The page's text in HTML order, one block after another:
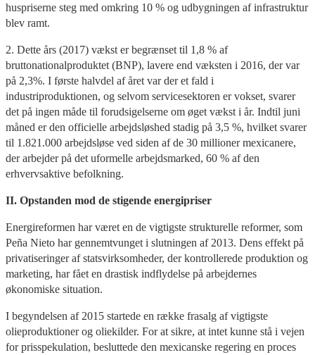
huspriserne steg med omkring 10 % og udbygningen af infrastruktur
blev ramt.
2. Dette års (2017) vækst er begrænset til 1,8 % af
bruttonationalproduktet (BNP), lavere end væksten i 2016, der var
på 2,3%. I første halvdel af året var der et fald i
industriproduktionen, og selvom servicesektoren er vokset, svarer
det på ingen måde til forudsigelserne om øget vækst i år. Indtil juni
måned er den officielle arbejdsløshed stadig på 3,5 %, hvilket svarer
til 1.821.000 arbejdsløse ved siden af de 30 millioner mexicanere,
der arbejder på det uformelle arbejdsmarked, 60 % af den
erhvervsaktive befolkning.
II. Opstanden mod de stigende energipriser
Energireformen har været en de vigtigste strukturelle reformer, som
Peña Nieto har gennemtvunget i slutningen af 2013. Dens effekt på
privatiseringer af statsvirksomheder, der kontrollerede produktion og
marketing, har fået en drastisk indflydelse på arbejdernes
økonomiske situation.
I begyndelsen af 2015 startede en række frasalg af vigtigste
olieproduktioner og oliekilder. For at sikre, at intet kunne stå i vejen
for prisspekulation, besluttede den mexicanske regering en proces